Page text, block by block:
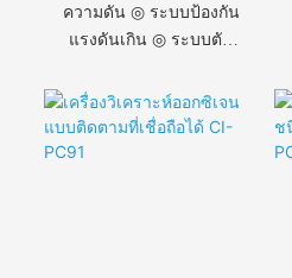
ความดัน ◎ ระบบป้องกัน
แรงดันเกิน ◎ ระบบตัด
อัตโนมัติ ◎ ระบบป้องกัน
ความปลอดภัยสองด้าน
◎ เทคโนโลยีตัวกรองที่